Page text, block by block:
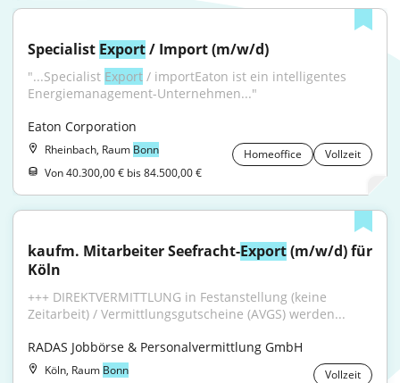
Specialist Export / Import (m/w/d)
"...Specialist Export / importEaton ist ein intelligentes
Energiemanagement-Unternehmen..."
Eaton Corporation
Rheinbach, Raum Bonn Homeoffice
Vollzeit
Von 40.300,00 € bis 84.500,00 €
kaufm. Mitarbeiter Seefracht-Export (m/w/d) für
Köln
+++ DIREKTVERMITTLUNG in Festanstellung (keine
Zeitarbeit) / Vermittlungsgutscheine (AVGS) werden...
RADAS Jobbörse & Personalvermittlung GmbH
Köln, Raum Bonn Vollzeit